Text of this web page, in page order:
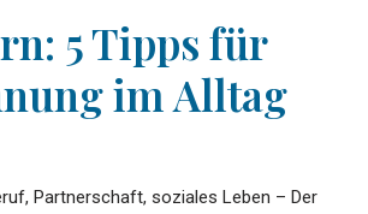
5 Tipps für
im Alltag
Partnerschaft, soziales Leben – Der